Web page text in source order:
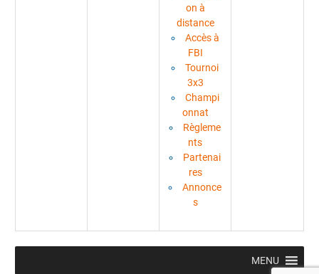
on à
distance
Accès à
FBI
Tournoi
3x3
Champi
onnat
Règleme
nts
Partenai
res
Annonce
s
MENU